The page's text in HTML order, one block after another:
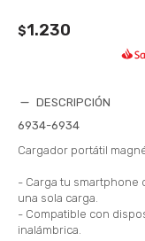
$1.230
DESCRIPCIÓN
6934-6934
Cargador portátil
- Carga tu smartphone
una sola carga.
- Compatible con
inalámbrica.